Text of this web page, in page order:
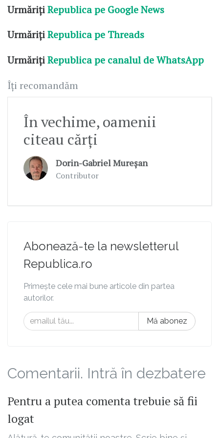
UrmărițiRepublica pe Google News
UrmărițiRepublica pe Threads
UrmărițiRepublica pe canalul de WhatsApp
Îți recomandăm
În vechime, oamenii
citeau cărți
Dorin-Gabriel Mureșan
Contributor
Abonează-te la newsletterul
Republica.ro
Primește cele mai bune articole din partea
autorilor.
Mă abonez
Comentarii. Intră în dezbatere
Pentru a putea comenta trebuie să fii
logat